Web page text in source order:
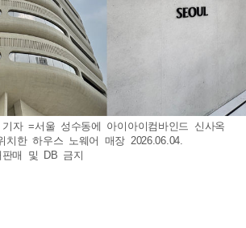
자 =서울 성수동에 아이아이컴바인드 신사옥
한 하우스 노웨어 매장 2026.06.04.
판매 및 DB 금지